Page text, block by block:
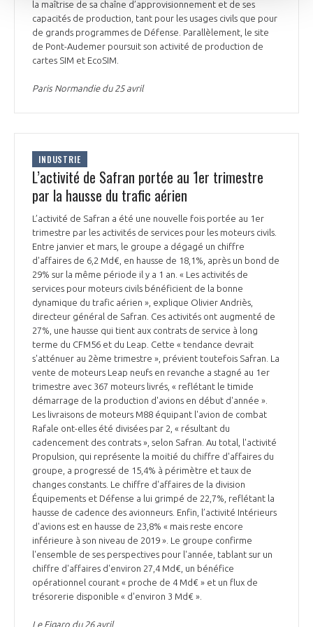
la maîtrise de sa chaîne d’approvisionnement et de ses
capacités de production, tant pour les usages civils que pour
de grands programmes de Défense. Parallèlement, le site
de Pont-Audemer poursuit son activité de production de
cartes SIM et EcoSIM.
Paris Normandie du 25 avril
INDUSTRIE
L’activité de Safran portée au 1er trimestre
par la hausse du trafic aérien
L’activité de Safran a été une nouvelle fois portée au 1er
trimestre par les activités de services pour les moteurs civils.
Entre janvier et mars, le groupe a dégagé un chiffre
d'affaires de 6,2 Md€, en hausse de 18,1%, après un bond de
29% sur la même période il y a 1 an. « Les activités de
services pour moteurs civils bénéficient de la bonne
dynamique du trafic aérien », explique Olivier Andriès,
directeur général de Safran. Ces activités ont augmenté de
27%, une hausse qui tient aux contrats de service à long
terme du CFM56 et du Leap. Cette « tendance devrait
s'atténuer au 2ème trimestre », prévient toutefois Safran. La
vente de moteurs Leap neufs en revanche a stagné au 1er
trimestre avec 367 moteurs livrés, « reflétant le timide
démarrage de la production d'avions en début d'année ».
Les livraisons de moteurs M88 équipant l'avion de combat
Rafale ont-elles été divisées par 2, « résultant du
cadencement des contrats », selon Safran. Au total, l'activité
Propulsion, qui représente la moitié du chiffre d'affaires du
groupe, a progressé de 15,4% à périmètre et taux de
changes constants. Le chiffre d'affaires de la division
Équipements et Défense a lui grimpé de 22,7%, reflétant la
hausse de cadence des avionneurs. Enfin, l’activité Intérieurs
d'avions est en hausse de 23,8% « mais reste encore
inférieure à son niveau de 2019 ». Le groupe confirme
l'ensemble de ses perspectives pour l'année, tablant sur un
chiffre d'affaires d'environ 27,4 Md€, un bénéfice
opérationnel courant « proche de 4 Md€ » et un flux de
trésorerie disponible « d'environ 3 Md€ ».
Le Figaro du 26 avril